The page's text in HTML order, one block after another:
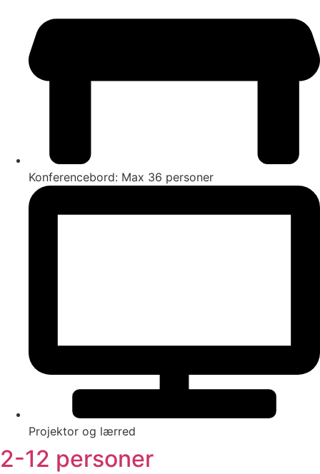
Konferencebord: Max 36 personer
Projektor og lærred
2-12 personer